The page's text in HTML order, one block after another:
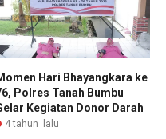
Hari Bhayangkara ke
Polres Tanah Bumbu
Kegiatan Donor Darah
4 tahun lalu